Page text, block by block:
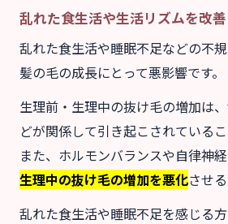
乱れた食生活や生活リズムを改
乱れた食生活や睡眠不足などの不規
髪の毛の成長にとって悪影響です。
生理前・生理中の抜け毛の増加は
どが関係して引き起こされているこ
また、ホルモンバランスや自律神経
生理中の抜け毛の増加を悪化させ
乱れた食生活や睡眠不足を感じる